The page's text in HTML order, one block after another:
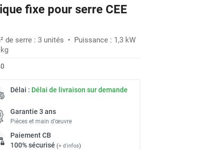
fixe pour serre CEE
de serre : 3 unités • Puissance : 1,3 kW
Délai : Délai de livraison sur demande
Garantie 3 ans
Pièces et main d’œuvre
PaiementCB
100% sécurisé (+ d'infos)